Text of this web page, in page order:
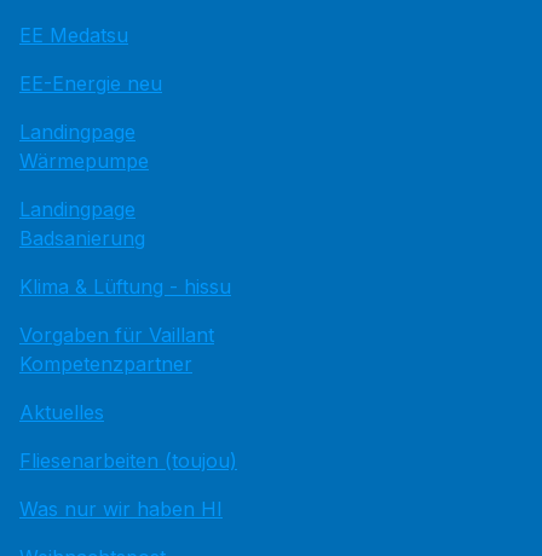
EE Medatsu
EE-Energie neu
Landingpage
Wärmepumpe
Landingpage
Badsanierung
Klima & Lüftung - hissu
Vorgaben für Vaillant
Kompetenzpartner
Aktuelles
Fliesenarbeiten (toujou)
Was nur wir haben HI